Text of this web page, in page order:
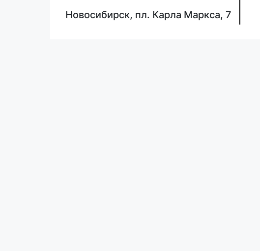
Новосибирск, пл. Карла Маркса, 7